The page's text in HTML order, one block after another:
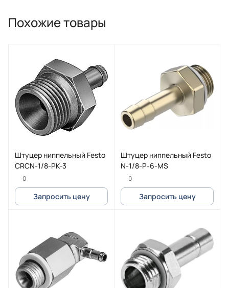
Похожие товары
Штуцер ниппельный Festo
CRCN-1/8-PK-3
0
Запросить цену
Штуцер ниппельный Festo
N-1/8-P-6-MS
0
Запросить цену